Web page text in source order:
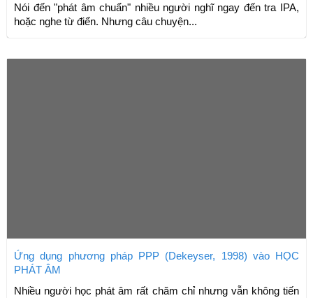
Nói đến "phát âm chuẩn" nhiều người nghĩ ngay đến tra IPA,
hoặc nghe từ điển. Nhưng câu chuyện...
Ứng dụng phương pháp PPP (Dekeyser, 1998) vào HỌC
PHÁT ÂM
Nhiều người học phát âm rất chăm chỉ nhưng vẫn không tiến